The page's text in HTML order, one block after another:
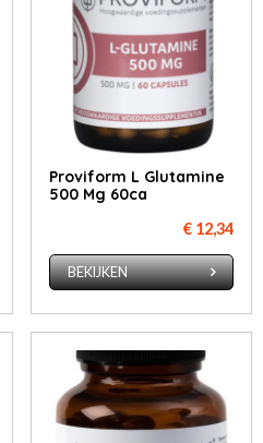
Proviform L Glutamine
500 Mg 60ca
€ 12,34
BEKIJKEN